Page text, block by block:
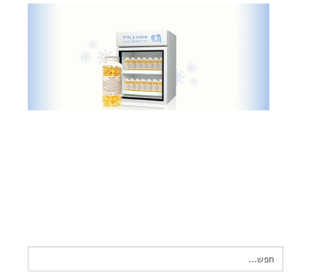
פרוטוקול אומגה
צור קשר
Search
for: